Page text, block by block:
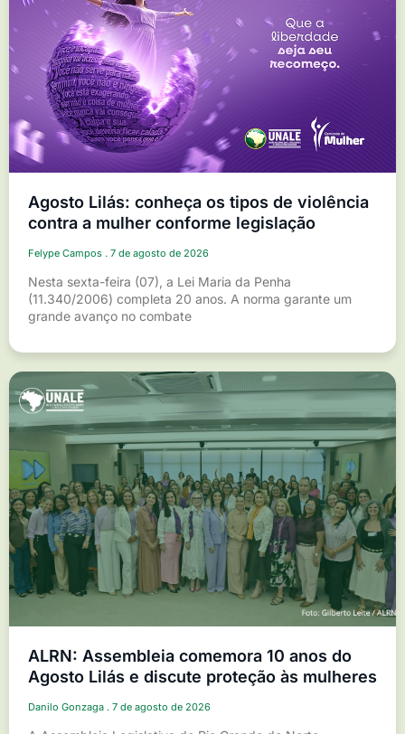
Agosto Lilás: conheça os tipos de violência
contra a mulher conforme legislação
Felype Campos 7 de agosto de 2026
Nesta sexta-feira (07), a Lei Maria da Penha
(11.340/2006) completa 20 anos. A norma garante um
grande avanço no combate
ALRN: Assembleia comemora 10 anos do
Agosto Lilás e discute proteção às mulheres
Danilo Gonzaga 7 de agosto de 2026